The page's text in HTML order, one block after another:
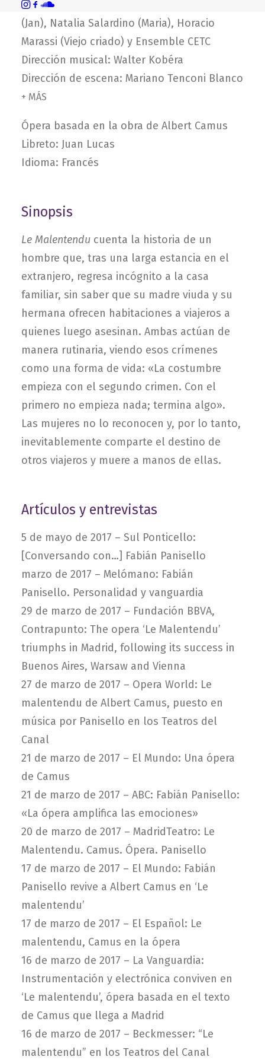
Alejandra Malvino (Madre), Leonardo Estévez
(Jan), Natalia Salardino (Maria), Horacio
Marassi (Viejo criado) y Ensemble CETC
Dirección musical: Walter Kobéra
Dirección de escena: Mariano Tenconi Blanco
+ MÁS
Ópera basada en la obra de Albert Camus
Libreto: Juan Lucas
Idioma: Francés
Sinopsis
Le Malentendu cuenta la historia de un
hombre que, tras una larga estancia en el
extranjero, regresa incógnito a la casa
familiar, sin saber que su madre viuda y su
hermana ofrecen habitaciones a viajeros a
quienes luego asesinan. Ambas actúan de
manera rutinaria, viendo esos crímenes
como una forma de vida: «La costumbre
empieza con el segundo crimen. Con el
primero no empieza nada; termina algo».
Las mujeres no lo reconocen y, por lo tanto,
inevitablemente comparte el destino de
otros viajeros y muere a manos de ellas.
Artículos y entrevistas
5 de mayo de 2017 – Sul Ponticello:
[Conversando con…] Fabián Panisello
marzo de 2017 – Melómano: Fabián
Panisello. Personalidad y vanguardia
29 de marzo de 2017 – Fundación BBVA,
Contrapunto: The opera ‘Le Malentendu’
triumphs in Madrid, following its success in
Buenos Aires, Warsaw and Vienna
27 de marzo de 2017 – Opera World: Le
malentendu de Albert Camus, puesto en
música por Panisello en los Teatros del
Canal
21 de marzo de 2017 – El Mundo: Una ópera
de Camus
21 de marzo de 2017 – ABC: Fabián Panisello:
«La ópera amplifica las emociones»
20 de marzo de 2017 – MadridTeatro: Le
Malentendu. Camus. Ópera. Panisello
17 de marzo de 2017 – El Mundo: Fabián
Panisello revive a Albert Camus en ‘Le
malentendu’
17 de marzo de 2017 – El Español: Le
malentendu, Camus en la ópera
16 de marzo de 2017 – La Vanguardia:
Instrumentación y electrónica conviven en
‘Le malentendu’, ópera basada en el texto
de Camus que llega a Madrid
16 de marzo de 2017 – Beckmesser: “Le
malentendu” en los Teatros del Canal